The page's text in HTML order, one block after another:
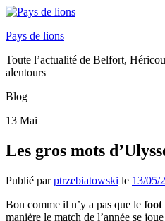
Pays de lions
Toute l’actualité de Belfort,
alentours
Blog
13 Mai
Les gros mots
Publié parptrzebiatowski le 13/05/
Bon comme il n’y a pas que le foot
manière le match de l’année se